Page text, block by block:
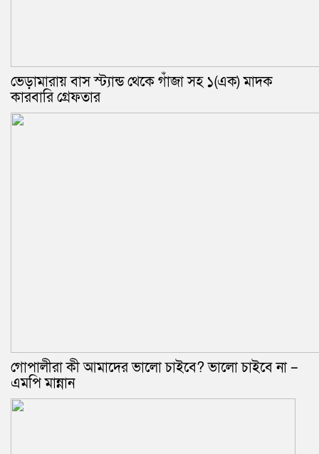
ভেড়ামারায় বাস স্ট্যান্ড থেকে গাঁজা সহ ১(এক) মাদক
কারবারি গ্রেফতার
গোপালীরা কী আমাদের ভালো চাইবে? ভালো চাইবে না –
এমপি মান্নান